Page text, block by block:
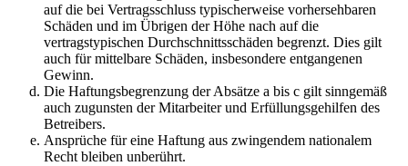
auf die bei Vertragsschluss typischerweise vorhersehbaren
Schäden und im Übrigen der Höhe nach auf die
vertragstypischen Durchschnittsschäden begrenzt. Dies gilt
auch für mittelbare Schäden, insbesondere entgangenen
Gewinn.
Die Haftungsbegrenzung der Absätze a bis c gilt sinngemäß
auch zugunsten der Mitarbeiter und Erfüllungsgehilfen des
Betreibers.
Ansprüche für eine Haftung aus zwingendem nationalem
Recht bleiben unberührt.